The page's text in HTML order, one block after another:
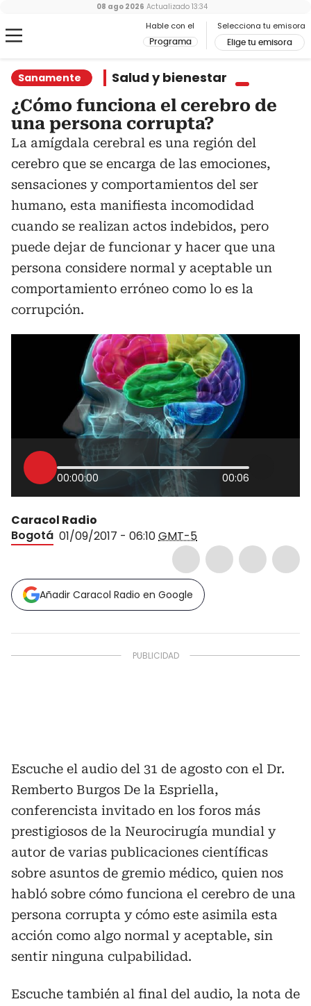
Hable con el
Programa
Selecciona tu emisora
Elige tu emisora
08 ago 2026 Actualizado 13:34
Sanamente Salud y bienestar
¿Cómo funciona el cerebro de
una persona corrupta?
La amígdala cerebral es una región del
cerebro que se encarga de las emociones,
sensaciones y comportamientos del ser
humano, esta manifiesta incomodidad
cuando se realizan actos indebidos, pero
puede dejar de funcionar y hacer que una
persona considere normal y aceptable un
comportamiento erróneo como lo es la
corrupción.
00:00:00 00:06
Caracol Radio
Bogotá 01/09/2017 - 06:10GMT-5
Añadir Caracol Radio en Google
Escuche el audio del 31 de agosto con el Dr.
Remberto Burgos De la Espriella,
conferencista invitado en los foros más
prestigiosos de la Neurocirugía mundial y
autor de varias publicaciones científicas
sobre asuntos de gremio médico, quien nos
habló sobre cómo funciona el cerebro de una
persona corrupta y cómo este asimila esta
acción como algo normal y aceptable, sin
sentir ninguna culpabilidad.
Escuche también al final del audio, la nota de